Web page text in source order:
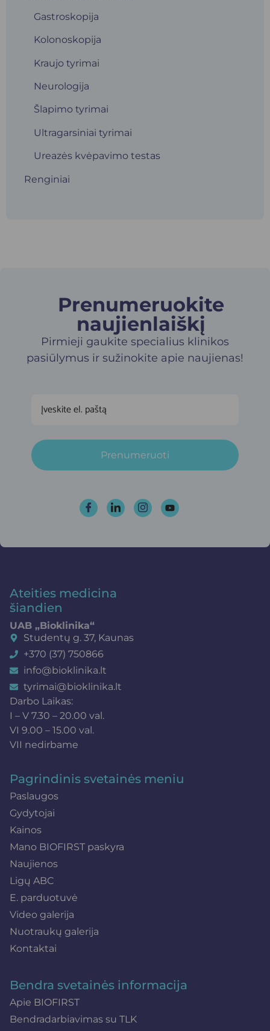
Gastroskopija
Kolonoskopija
Kraujo tyrimai
Neurologija
Šlapimo tyrimai
Ultragarsiniai tyrimai
Ureazės kvėpavimo testas
Renginiai
Prenumeruokite
naujienlaiškį​
Pirmieji gaukite specialius klinikos
pasiūlymus ir sužinokite apie naujienas!
Prenumeruoti
Ateities medicina
šiandien
UAB „Bioklinika“
Studentų g. 37, Kaunas
+370 (37) 750866
info@bioklinika.lt
tyrimai@bioklinika.lt
Darbo Laikas:
I – V 7.30 – 20.00 val.
VI 9.00 – 15.00 val.
VII nedirbame
Pagrindinis svetainės meniu
Paslaugos
Gydytojai
Kainos
Mano BIOFIRST paskyra
Naujienos
Ligų ABC
E. parduotuvė
Video galerija
Nuotraukų galerija
Kontaktai
Bendra svetainės informacija
Apie BIOFIRST
Bendradarbiavimas su TLK